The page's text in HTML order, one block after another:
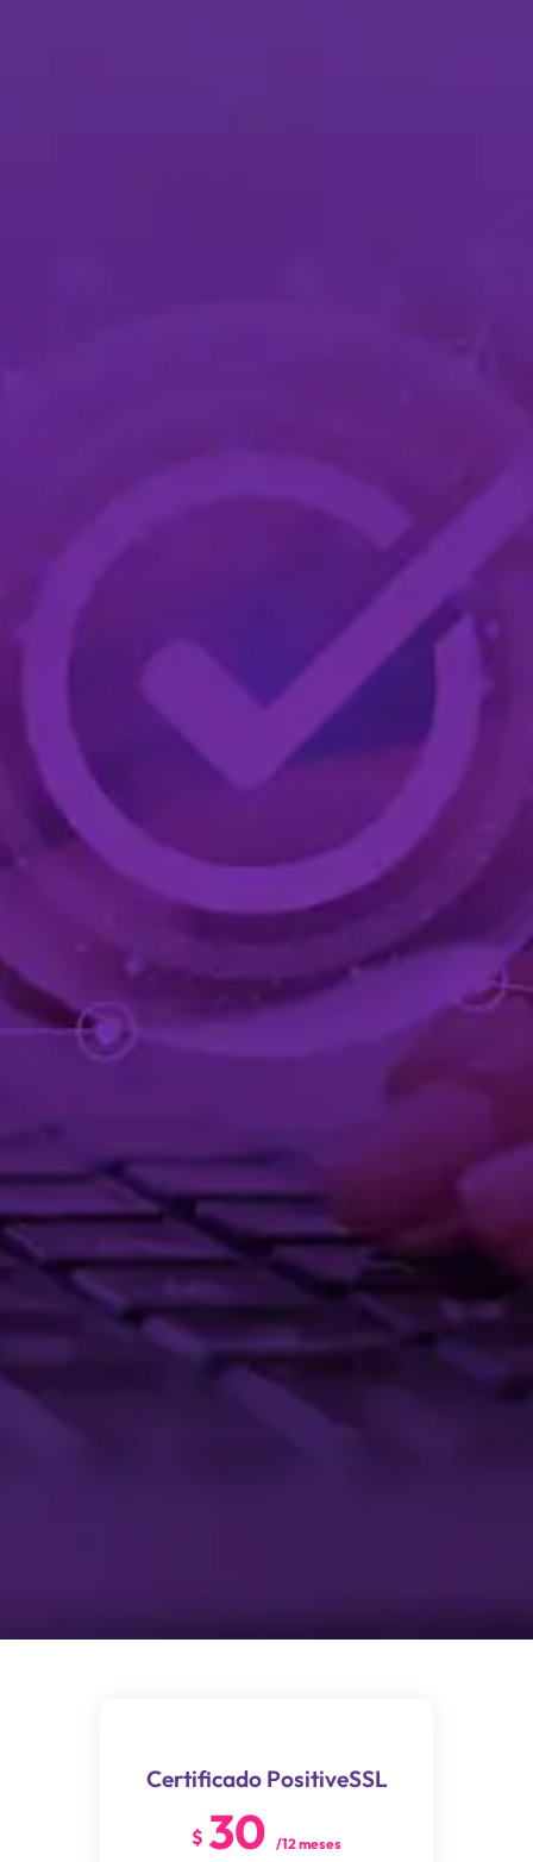
Certificado PositiveSSL
$ 30 /12 meses